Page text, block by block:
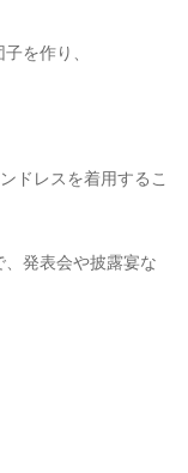
を作り、
ドレスを着用するこ
発表会や披露宴な